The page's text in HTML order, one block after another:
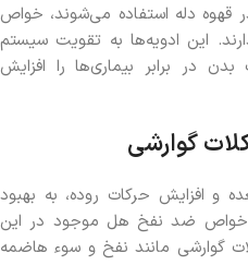
قهوه دله استفاده می‌شوند، خواص
این ادویه‌ها به تقویت سیستم
در برابر بیماری‌ها را افزایش
گوارشی
و افزایش حرکات روده، به بهبود
ضد نفخ هل موجود در این
گوارشی مانند نفخ و سوء هاضمه